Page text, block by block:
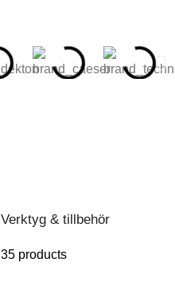
Verktyg & tillbehör
35 products